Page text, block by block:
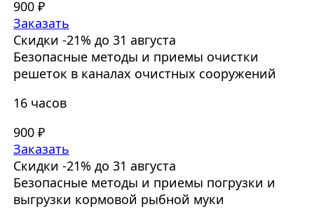
900 ₽
Заказать
Скидки -21% до 31 августа
Безопасные методы и приемы очистки
решеток в каналах очистных сооружений
16 часов
900 ₽
Заказать
Скидки -21% до 31 августа
Безопасные методы и приемы погрузки и
выгрузки кормовой рыбной муки